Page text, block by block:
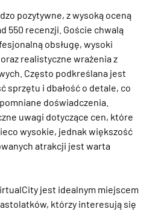
pozytywne, z wysoką oceną
550 recenzji. Goście chwalą
obsługę, wysoki
realistyczne wrażenia z
Często podkreślana jest
sprzętu i dbałość o detale, co
doświadczenia.
uwagi dotyczące cen, które
wysokie, jednak większość
atrakcji jest warta
jest idealnym miejscem
którzy interesują się